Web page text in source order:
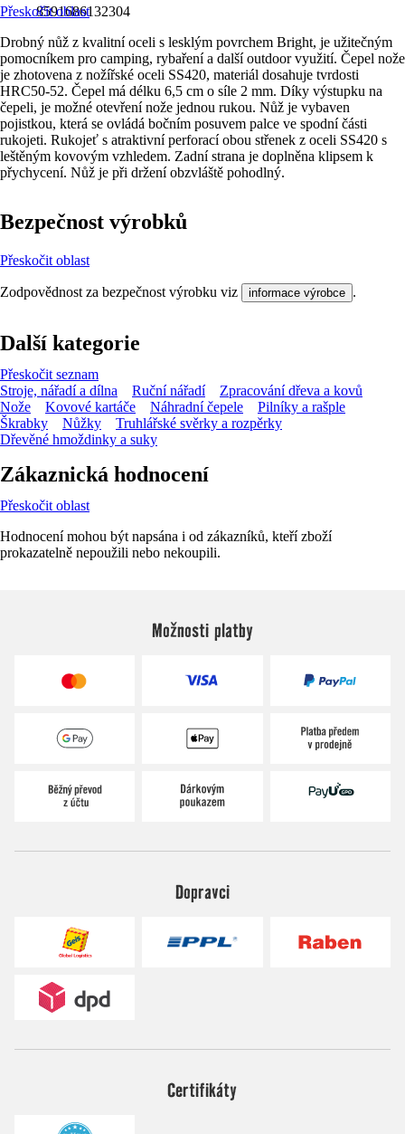
8591686132304
Přeskočit oblast
Drobný nůž z kvalitní oceli s lesklým povrchem Bright, je užitečným
pomocníkem pro camping, rybaření a další outdoor využití. Čepel nože
je zhotovena z nožířské oceli SS420, materiál dosahuje tvrdosti
HRC50-52. Čepel má délku 6,5 cm o síle 2 mm. Díky výstupku na
čepeli, je možné otevření nože jednou rukou. Nůž je vybaven
pojistkou, která se ovládá bočním posuvem palce ve spodní části
rukojeti. Rukojeť s atraktivní perforací obou střenek z oceli SS420 s
leštěným kovovým vzhledem. Zadní strana je doplněna klipsem k
přychycení. Nůž je při držení obzvláště pohodlný.
Bezpečnost výrobků
Přeskočit oblast
Zodpovědnost za bezpečnost výrobku viz informace výrobce .
Další kategorie
Přeskočit seznam
Stroje, nářadí a dílna
Ruční nářadí
Zpracování dřeva a kovů
Nože
Kovové kartáče Náhradní čepele
Pilníky a rašple
Škrabky
Nůžky
Truhlářské svěrky a rozpěrky
Dřevěné hmoždinky a suky
Zákaznická hodnocení
Přeskočit oblast
Hodnocení mohou být napsána i od zákazníků, kteří zboží
prokazatelně nepoužili nebo nekoupili.
Možnosti platby
Dopravci
Certifikáty